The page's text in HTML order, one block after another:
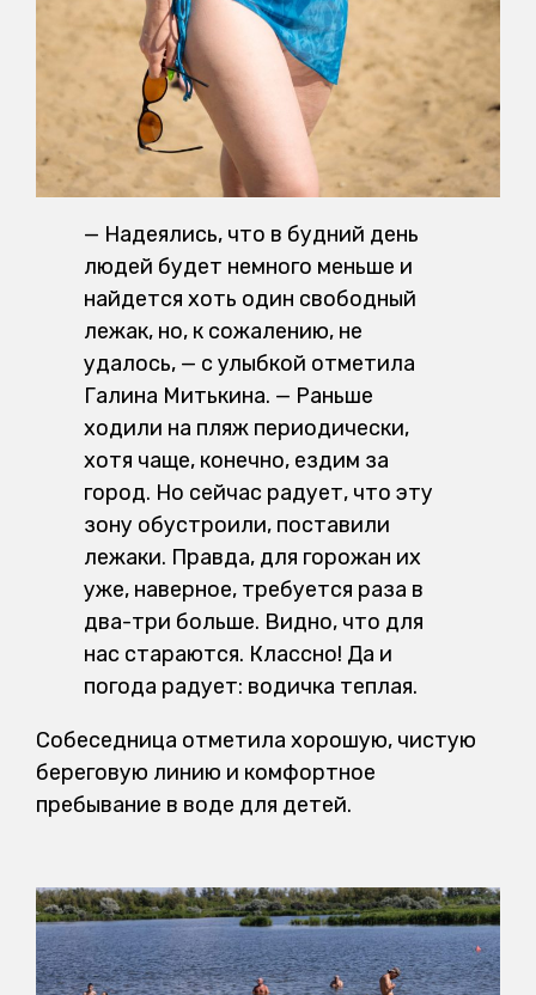
— Надеялись, что в будний день
людей будет немного меньше и
найдется хоть один свободный
лежак, но, к сожалению, не
удалось, — с улыбкой отметила
Галина Митькина. — Раньше
ходили на пляж периодически,
хотя чаще, конечно, ездим за
город. Но сейчас радует, что эту
зону обустроили, поставили
лежаки. Правда, для горожан их
уже, наверное, требуется раза в
два-три больше. Видно, что для
нас стараются. Классно! Да и
погода радует: водичка теплая.
Собеседница отметила хорошую, чистую
береговую линию и комфортное
пребывание в воде для детей.